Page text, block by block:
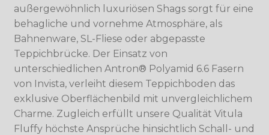
außergewöhnlich luxuriösen Shags sorgt für eine
behagliche und vornehme Atmosphäre, als
Bahnenware, SL-Fliese oder abgepasste
Teppichbrücke. Der Einsatz von
unterschiedlichen Antron® Polyamid 6.6 Fasern
von Invista, verleiht diesem Teppichboden das
exklusive Oberflächenbild mit unvergleichlichem
Charme. Zugleich erfüllt unsere Qualität Vitula
Fluffy höchste Ansprüche hinsichtlich Schall- und